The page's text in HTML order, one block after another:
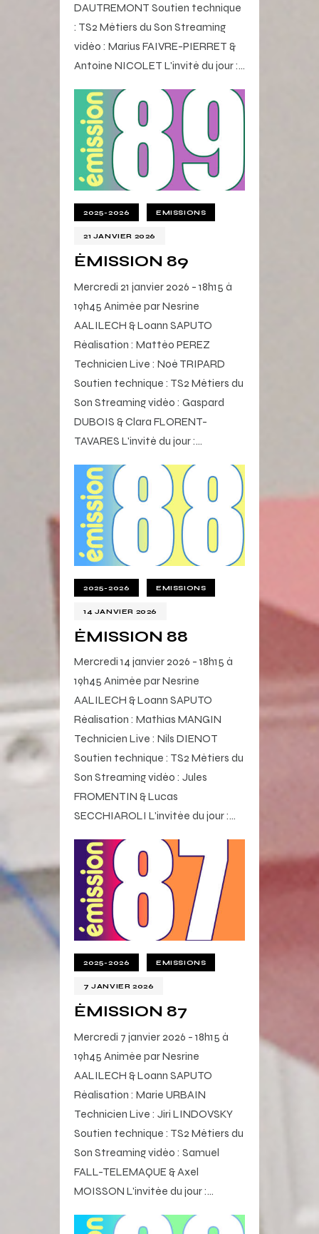
DAUTREMONT Soutien technique
: TS2 Métiers du Son Streaming
vidéo : Marius FAIVRE-PIERRET &
Antoine NICOLET L'invité du jour :…
2025-2026 EMISSIONS
21 JANVIER 2026
ÉMISSION 89
Mercredi 21 janvier 2026 - 18h15 à
19h45 Animée par Nesrine
AALILECH & Loann SAPUTO
Réalisation : Mattéo PEREZ
Technicien Live : Noé TRIPARD
Soutien technique : TS2 Métiers du
Son Streaming vidéo : Gaspard
DUBOIS & Clara FLORENT-
TAVARES L'invité du jour :…
2025-2026 EMISSIONS
14 JANVIER 2026
ÉMISSION 88
Mercredi 14 janvier 2026 - 18h15 à
19h45 Animée par Nesrine
AALILECH & Loann SAPUTO
Réalisation : Mathias MANGIN
Technicien Live : Nils DIENOT
Soutien technique : TS2 Métiers du
Son Streaming vidéo : Jules
FROMENTIN & Lucas
SECCHIAROLI L'invitée du jour :…
2025-2026 EMISSIONS
7 JANVIER 2026
ÉMISSION 87
Mercredi 7 janvier 2026 - 18h15 à
19h45 Animée par Nesrine
AALILECH & Loann SAPUTO
Réalisation : Marie URBAIN
Technicien Live : Jiri LINDOVSKY
Soutien technique : TS2 Métiers du
Son Streaming vidéo : Samuel
FALL-TELEMAQUE & Axel
MOISSON L'invitée du jour :…